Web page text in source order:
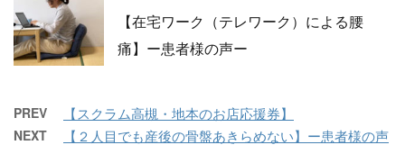
【在宅ワーク（テレワーク）による腰
痛】ー患者様の声ー
PREV 【スクラム高槻・地本のお店応援券】
NEXT
【２人目でも産後の骨盤あきらめない】ー患者様の声